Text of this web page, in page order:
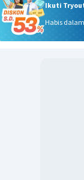
Ikuti
Habis dalam